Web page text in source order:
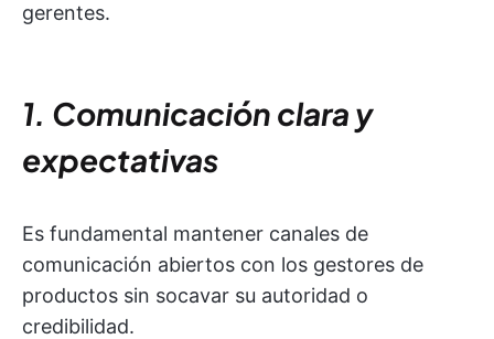
gerentes.
1. Comunicación clara y
expectativas
Es fundamental mantener canales de
comunicación abiertos con los gestores de
productos sin socavar su autoridad o
credibilidad.